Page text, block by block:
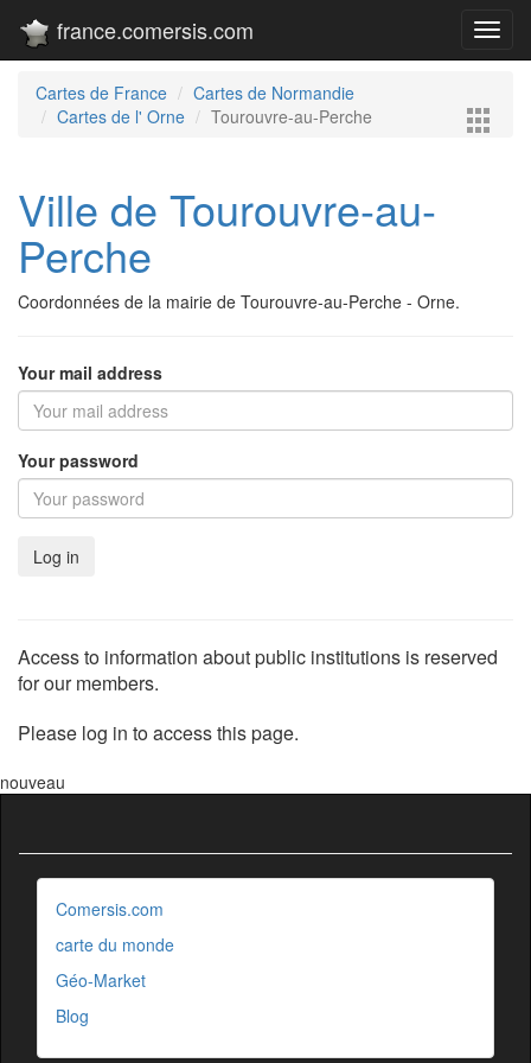
france.comersis.com
Cartes de France
Cartes de Normandie
Cartes de l' Orne
Tourouvre-au-Perche
Ville de Tourouvre-au-
Perche
Coordonnées de la mairie de Tourouvre-au-Perche - Orne.
Your mail address
Your password
Access to information about public institutions is reserved
for our members.
Please log in to access this page.
nouveau
Comersis.com
carte du monde
Géo-Market
Blog